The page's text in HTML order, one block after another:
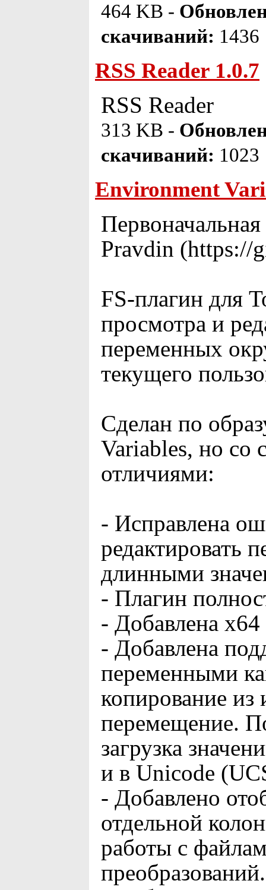
464 KB -
скачиваний: 1436
RSS Reader 1.0.7
RSS Reader
313 KB -
скачиваний: 1023
Environment
Pravdin (https://
FS-плагин для
просмотра и
переменных
текущего
Сделан по
Variables, но
отличиями:
- Исправлена
редактировать
длинными
- Плагин
- Добавлена х64
- Добавлена
переменными
копирование из
перемещение.
загрузка
и в Unicode
- Добавлено
отдельной
работы с
преобразований.